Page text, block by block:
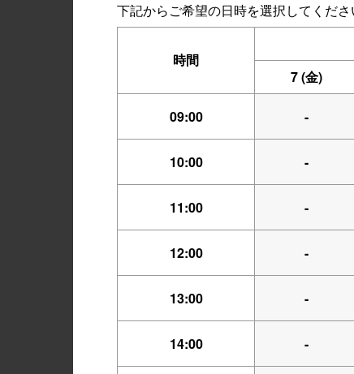
下記からご希望の日時を選択してくださ
時間
7(金)
09:00 -
10:00 -
11:00 -
12:00 -
13:00 -
14:00 -